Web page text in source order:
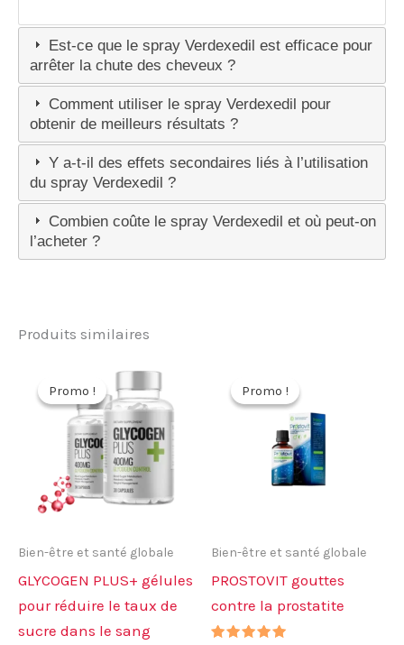
Est-ce que le spray Verdexedil est efficace pour
arrêter la chute des cheveux ?
Comment utiliser le spray Verdexedil pour
obtenir de meilleurs résultats ?
Y a-t-il des effets secondaires liés à l’utilisation
du spray Verdexedil ?
Combien coûte le spray Verdexedil et où peut-on
l’acheter ?
Produits similaires
Promo !
Promo !
Bien-être et santé globale
GLYCOGEN PLUS+ gélules
pour réduire le taux de
sucre dans le sang
Promo !
Promo !
Bien-être et santé globale
PROSTOVIT gouttes
contre la prostatite